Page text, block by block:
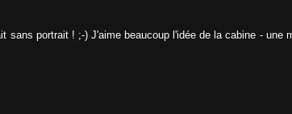
sans portrait ! ;-) J'aime beaucoup l'idée de la cabine - une